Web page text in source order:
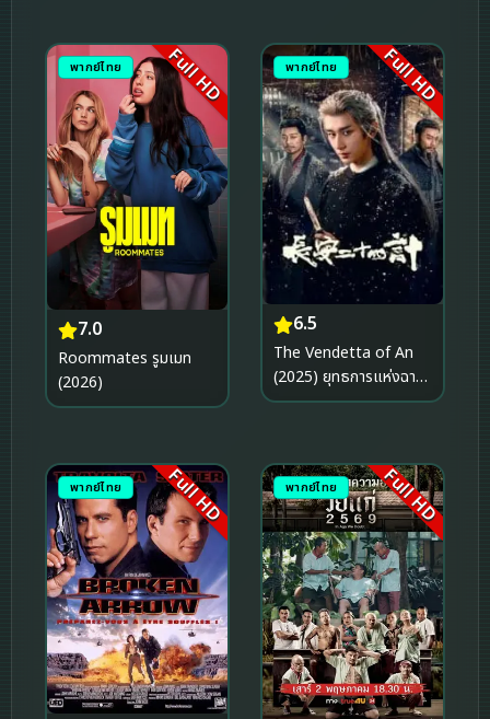
พากย์ไทย Full HD
7.0
Roommates รูมเมท
(2026)
พากย์ไทย Full HD
6.5
The Vendetta of An
(2025) ยุทธการแห่งฉาง
อัน
พากย์ไทย Full HD พากย์ไทย Full HD